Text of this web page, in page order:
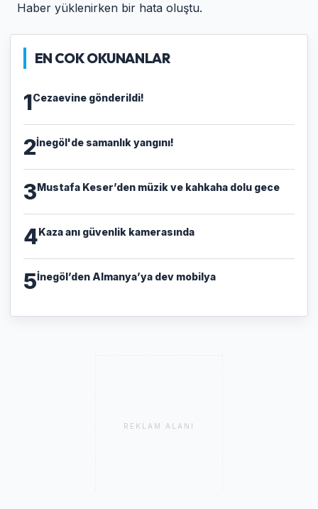
Haber yüklenirken bir hata oluştu.
EN COK OKUNANLAR
1Cezaevine gönderildi!
2İnegöl'de samanlık yangını!
3Mustafa Keser’den müzik ve kahkaha dolu gece
4Kaza anı güvenlik kamerasında
5İnegöl’den Almanya’ya dev mobilya
REKLAM ALANI